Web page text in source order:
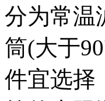
分为常温
筒(大于
件宜选择